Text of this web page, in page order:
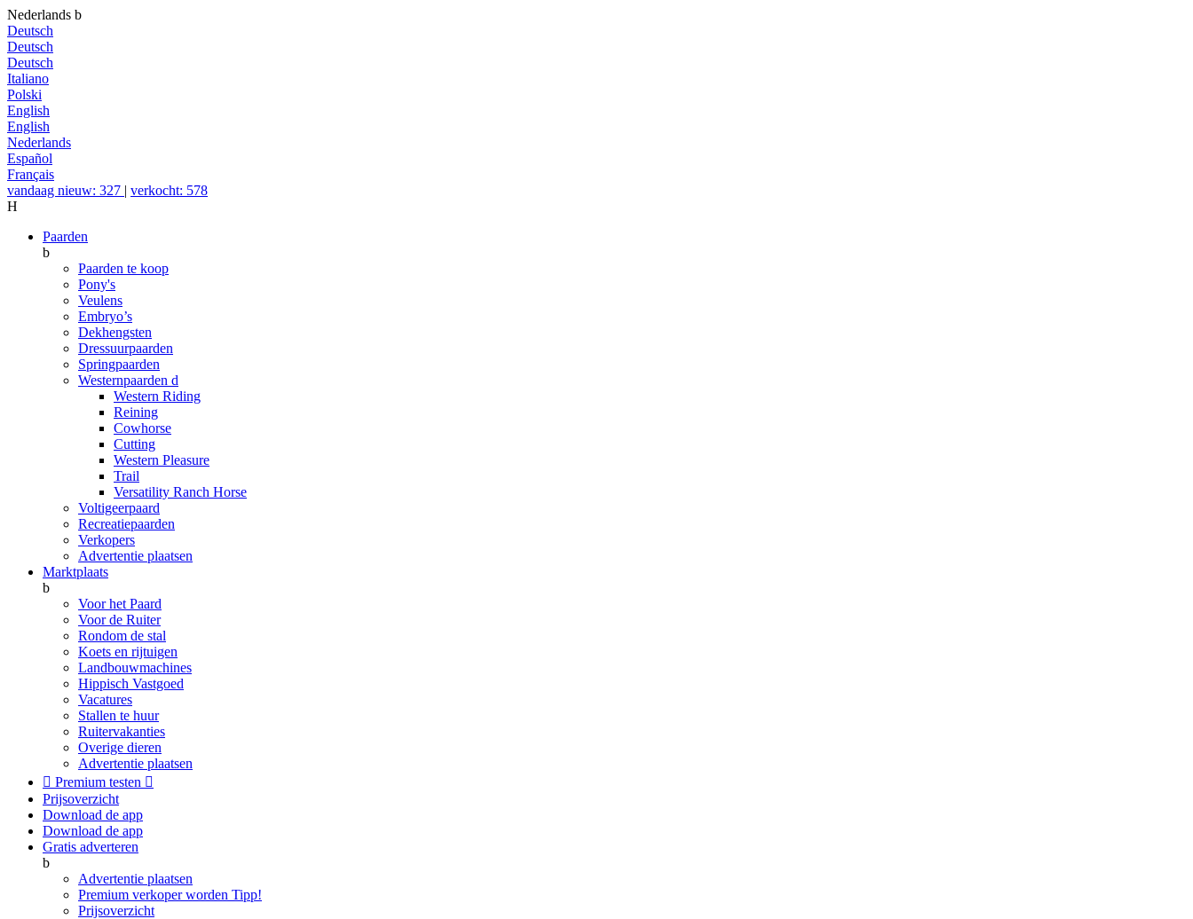
Nederlands b
Deutsch
Deutsch
Deutsch
Italiano
Polski
English
English
Nederlands
Español
Français
vandaag nieuw: 327 | verkocht: 578
H
Paarden
b
Paarden te koop
Pony's
Veulens
Embryo’s
Dekhengsten
Dressuurpaarden
Springpaarden
Westernpaarden d
Western Riding
Reining
Cowhorse
Cutting
Western Pleasure
Trail
Versatility Ranch Horse
Voltigeerpaard
Recreatiepaarden
Verkopers
Advertentie plaatsen
Marktplaats
b
Voor het Paard
Voor de Ruiter
Rondom de stal
Koets en rijtuigen
Landbouwmachines
Hippisch Vastgoed
Vacatures
Stallen te huur
Ruitervakanties
Overige dieren
Advertentie plaatsen
 Premium testen 
Prijsoverzicht
Download de app
Download de app
Gratis adverteren
b
Advertentie plaatsen
Premium verkoper worden Tipp!
Prijsoverzicht